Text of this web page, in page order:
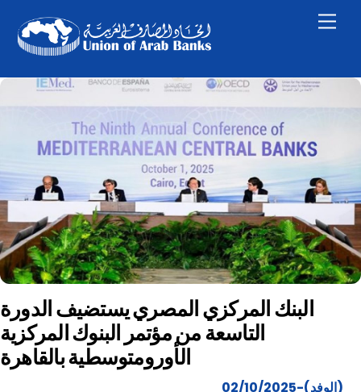
content
البنك المركزي المصري يستضيف الدورة
التاسعة من مؤتمر البنوك المركزية
الأورومتوسطية بالقاهرة
(الوفد)-02/10/2025